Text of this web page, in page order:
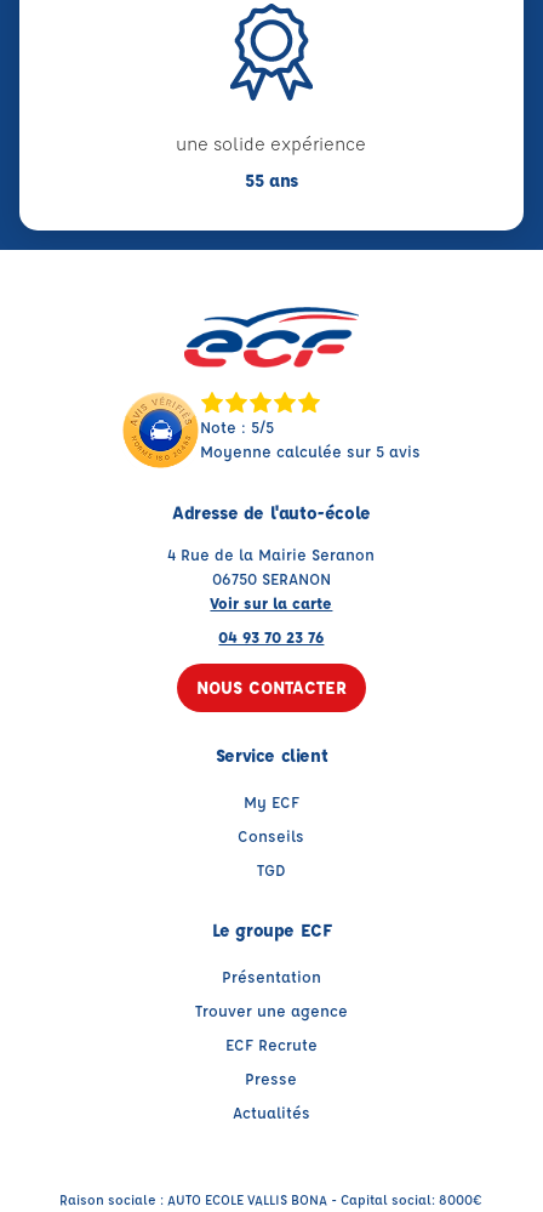
une solide expérience
55 ans
Note : 5/5
Moyenne calculée sur 5 avis
Adresse de l'auto-école
4 Rue de la Mairie Seranon
06750 SERANON
Voir sur la carte
04 93 70 23 76
NOUS CONTACTER
Service client
My ECF
Conseils
TGD
Le groupe ECF
Présentation
Trouver une agence
ECF Recrute
Presse
Actualités
Raison sociale : AUTO ECOLE VALLIS BONA - Capital social: 8000€